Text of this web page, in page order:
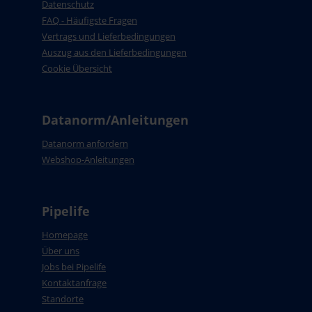
Datenschutz
FAQ - Häufigste Fragen
Vertrags und Lieferbedingungen
Auszug aus den Lieferbedingungen
Cookie Übersicht
Datanorm/Anleitungen
Datanorm anfordern
Webshop-Anleitungen
Pipelife
Homepage
Über uns
Jobs bei Pipelife
Kontaktanfrage
Standorte